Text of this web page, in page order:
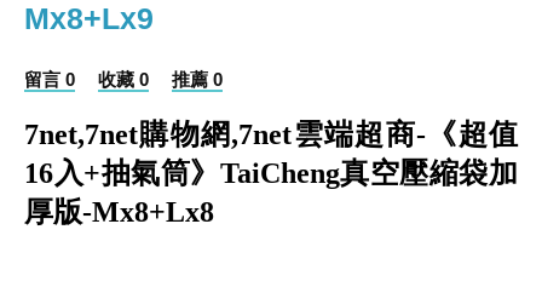
Mx8+Lx9
留言 0 收藏 0 推薦 0
7net,7net購物網,7net雲端超商-《超值
16入+抽氣筒》TaiCheng真空壓縮袋加
厚版-Mx8+Lx8